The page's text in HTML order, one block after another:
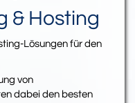
& Hosting
Lösungen für den
von
dabei den besten